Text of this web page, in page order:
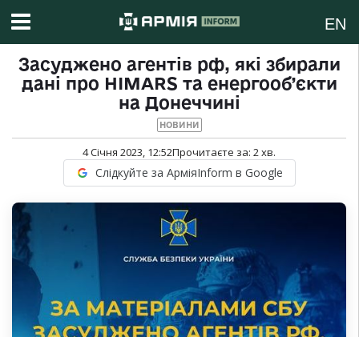
EN
Засуджено агентів рф, які збирали
дані про HIMARS та енергооб’єкти
на Донеччині
НОВИНИ
4 Січня 2023, 12:52Прочитаєте за: 2хв.
Слідкуйте за АрміяInform в Google